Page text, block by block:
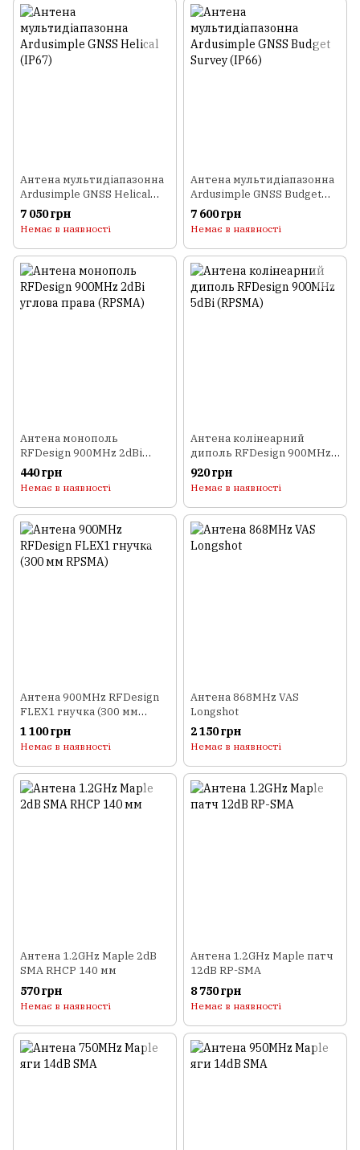
Антена мультидіапазонна
Ardusimple GNSS Helical
(IP67)
7 050 грн
Немає в наявності
Антена мультидіапазонна
Ardusimple GNSS Budget
Survey (IP66)
7 600 грн
Немає в наявності
Антена монополь
RFDesign 900MHz 2dBi
углова права (RPSMA)
440 грн
Немає в наявності
Антена колінеарний
диполь RFDesign 900MHz
5dBi (RPSMA)
920 грн
Немає в наявності
Антена 900MHz RFDesign
FLEX1 гнучка (300 мм
RPSMA)
1 100 грн
Немає в наявності
Антена 868MHz VAS
Longshot
2 150 грн
Немає в наявності
Антена 1.2GHz Maple 2dB
SMA RHCP 140 мм
570 грн
Немає в наявності
Антена 1.2GHz Maple патч
12dB RP-SMA
8 750 грн
Немає в наявності